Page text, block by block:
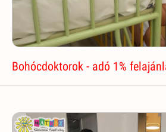
Bohócdoktorok - adó 1%